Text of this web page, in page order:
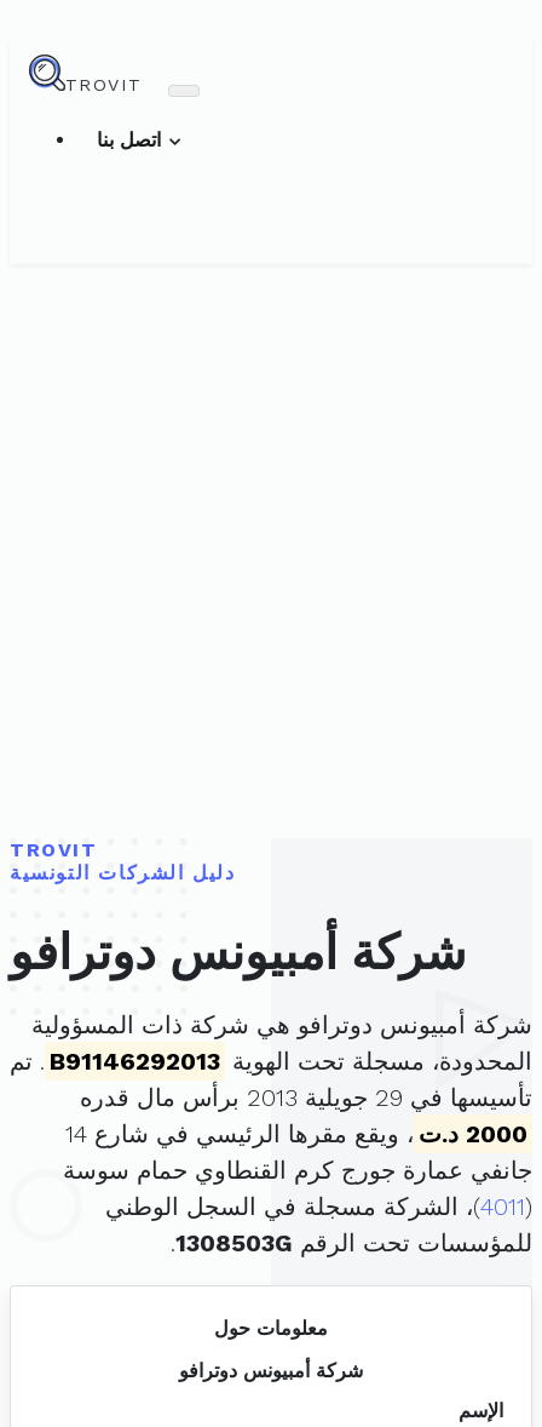
TROVIT
TROVIT
دليل الشركات التونسية
شركة أمبيونس دوترافو
شركة أمبيونس دوترافو هي شركة ذات المسؤولية
المحدودة، مسجلة تحت الهوية B91146292013 . تم
تأسيسها في 29 جويلية 2013 برأس مال قدره
2000 د.ت
، ويقع مقرها الرئيسي في شارع 14
جانفي عمارة جورج كرم القنطاوي حمام سوسة
(
4011)، الشركة مسجلة في السجل الوطني
للمؤسسات تحت الرقم 1308503G
.
معلومات حول
شركة أمبيونس دوترافو
الإسم